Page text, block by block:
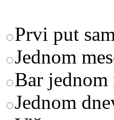
Prvi put
Jednom
Bar jednom
Jednom